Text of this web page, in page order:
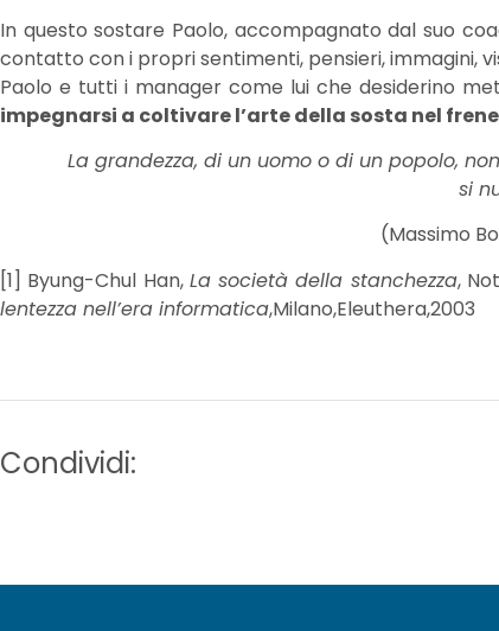
In questo sostare Paolo, accompagnato dal suo
contatto con i propri sentimenti, pensieri, immagini,
Paolo e tutti i manager come lui che desiderino
impegnarsi a coltivare l’arte della sosta nel
La grandezza, di un uomo o di un popolo,
si
(Massimo
[1] Byung-Chul Han, La società della stanchezza,
lentezza nell’era informatica,Milano,Eleuthera,2003
Condividi: